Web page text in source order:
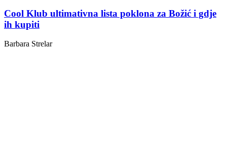
Cool Klub ultimativna lista poklona za Božić i gdje
ih kupiti
Barbara Strelar